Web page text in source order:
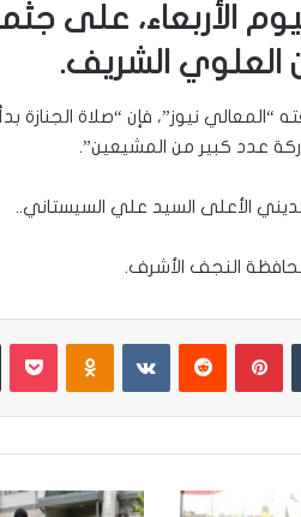
الأربعاء، على
العلوي الشريف.
“المعالي نيوز”، فإن “صلاة
عدد كبير من المشيعين”.
الأعلى السيد علي السيستاني..
النجف الأشرف.
بينتيريست ‏VKontakte
ر